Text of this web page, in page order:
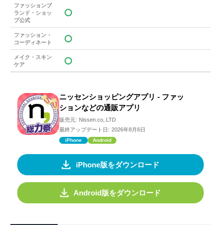
ファッションブ
ランド・ショッ
プ公式
ファッション・
コーディネート
メイク・スキン
ケア
ニッセンショッピングアプリ - ファッ
ションなどの通販アプリ
販売元: Nissen.co,.LTD
最終アップデート日: 2026年8月6日
iPhone Android
iPhone版をダウンロード
Android版をダウンロード